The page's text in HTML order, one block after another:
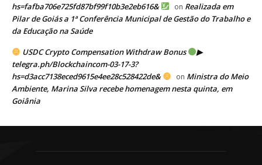
hs=fafba706e725fd87bf99f10b3e2eb616&
on Realizada em
Pilar de Goiás a 1ª Conferência Municipal de Gestão do Trabalho e
da Educação na Saúde
USDC Crypto Compensation Withdraw Bonus
▶
telegra.ph/Blockchaincom-03-17-3?
hs=d3acc7138eced9615e4ee28c528422de&
on Ministra do Meio
Ambiente, Marina Silva recebe homenagem nesta quinta, em
Goiânia